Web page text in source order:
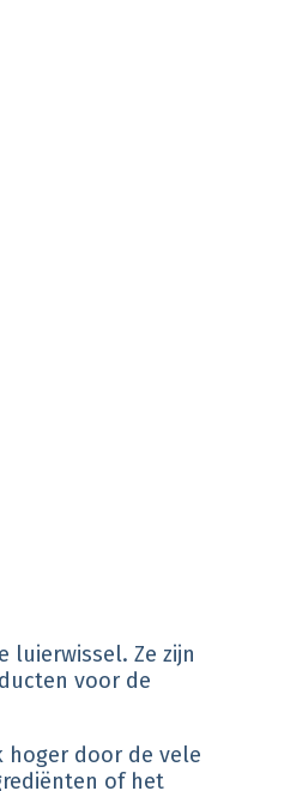
Ze zijn
voor de
hoger door de vele
of het